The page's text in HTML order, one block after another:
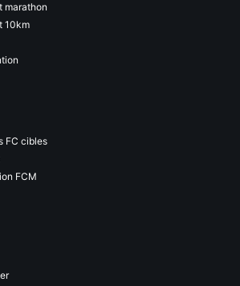
marathon
10km
FC cibles
FCM